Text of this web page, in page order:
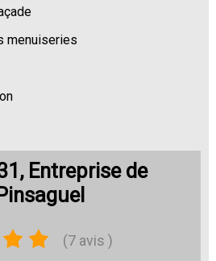
menuiseries
Entreprise de
(7 avis )